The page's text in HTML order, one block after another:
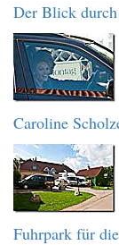
Der Blick
Caroline
Fuhrpark für